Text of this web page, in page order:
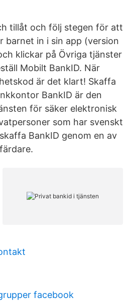
tillåt och följ stegen för att
barnet in i sin app (version
klickar på Övriga tjänster
Mobilt BankID. När
är det klart! Skaffa
BankID är den
för säker elektronisk
som har svenskt
BankID genom en av
facebook